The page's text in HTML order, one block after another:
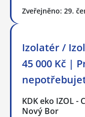
Zveřejněno: 29.
Izolatér /
45 000 Kč |
KDK eko IZOL -
Nový Bor